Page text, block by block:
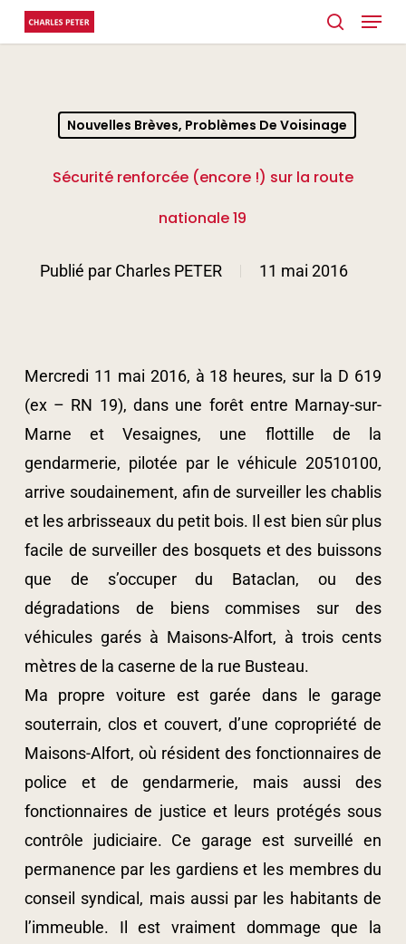
Skip
to
search
Menu
Nouvelles Brèves, Problèmes De Voisinage
Sécurité renforcée (encore !) sur la route
nationale 19
Publié par Charles PETER 11 mai 2016
Mercredi 11 mai 2016, à 18 heures, sur la D 619
(ex – RN 19), dans une forêt entre Marnay-sur-
Marne et Vesaignes, une flottille de la
gendarmerie, pilotée par le véhicule 20510100,
arrive soudainement, afin de surveiller les chablis
et les arbrisseaux du petit bois. Il est bien sûr plus
facile de surveiller des bosquets et des buissons
que de s’occuper du Bataclan, ou des
dégradations de biens commises sur des
véhicules garés à Maisons-Alfort, à trois cents
mètres de la caserne de la rue Busteau.
Ma propre voiture est garée dans le garage
souterrain, clos et couvert, d’une copropriété de
Maisons-Alfort, où résident des fonctionnaires de
police et de gendarmerie, mais aussi des
fonctionnaires de justice et leurs protégés sous
contrôle judiciaire. Ce garage est surveillé en
permanence par les gardiens et les membres du
conseil syndical, mais aussi par les habitants de
l’immeuble. Il est vraiment dommage que la